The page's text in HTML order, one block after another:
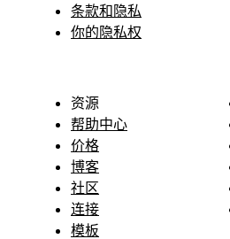
条款和隐私
你的隐私权
资源
帮助中心
价格
博客
社区
连接
模板